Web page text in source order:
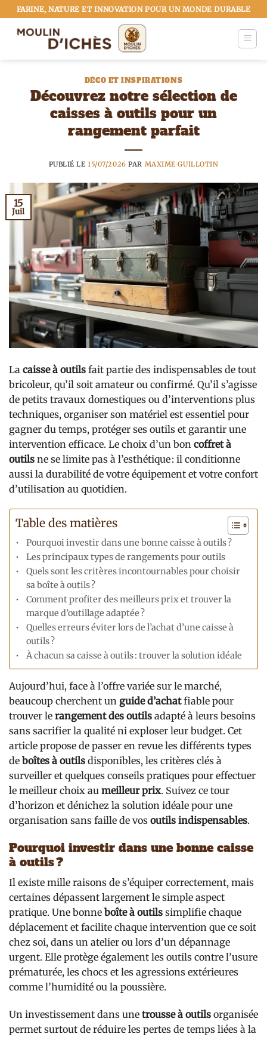
Passer
au
contenu
FARINE, NATURE ET INNOVATION POUR UN MONDE DURABLE
DÉCO ET INSPIRATIONS
Découvrez notre sélection de
caisses à outils pour un
rangement parfait
PUBLIÉ LE15/07/2026 PAR MAXIME GUILLOTIN
15
Juil
La caisse à outils fait partie des indispensables de tout
bricoleur, qu’il soit amateur ou confirmé. Qu’il s’agisse
de petits travaux domestiques ou d’interventions plus
techniques, organiser son matériel est essentiel pour
gagner du temps, protéger ses outils et garantir une
intervention efficace. Le choix d’un bon coffret à
outils ne se limite pas à l’esthétique : il conditionne
aussi la durabilité de votre équipement et votre confort
d’utilisation au quotidien.
Table des matières
Pourquoi investir dans une bonne caisse à outils ?
Les principaux types de rangements pour outils
Quels sont les critères incontournables pour choisir
sa boîte à outils ?
Comment profiter des meilleurs prix et trouver la
marque d’outillage adaptée ?
Quelles erreurs éviter lors de l’achat d’une caisse à
outils ?
À chacun sa caisse à outils : trouver la solution idéale
Aujourd’hui, face à l’offre variée sur le marché,
beaucoup cherchent un guide d’achatfiable pour
trouver le rangement des outils adapté à leurs besoins
sans sacrifier la qualité ni exploser leur budget. Cet
article propose de passer en revue les différents types
de boîtes à outils disponibles, les critères clés à
surveiller et quelques conseils pratiques pour effectuer
le meilleur choix au meilleur prix. Suivez ce tour
d’horizon et dénichez la solution idéale pour une
organisation sans faille de vos outils indispensables.
Pourquoi investir dans une bonne caisse
à outils ?
Il existe mille raisons de s’équiper correctement, mais
certaines dépassent largement le simple aspect
pratique. Une bonne boîte à outils simplifie chaque
déplacement et facilite chaque intervention que ce soit
chez soi, dans un atelier ou lors d’un dépannage
urgent. Elle protège également les outils contre l’usure
prématurée, les chocs et les agressions extérieures
comme l’humidité ou la poussière.
Un investissement dans une trousse à outils organisée
permet surtout de réduire les pertes de temps liées à la